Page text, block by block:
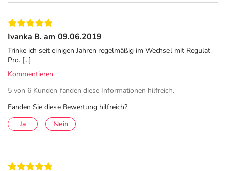
Ivanka B. am 09.06.2019
Trinke ich seit einigen Jahren regelmäßig im Wechsel mit Regulat
Pro. [...]
Kommentieren
5 von 6 Kunden fanden diese Informationen hilfreich.
Fanden Sie diese Bewertung hilfreich?
Ja
Nein